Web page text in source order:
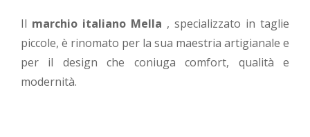
Il marchio italiano Mella , specializzato in taglie
piccole, è rinomato per la sua maestria artigianale e
per il design che coniuga comfort, qualità e
modernità.